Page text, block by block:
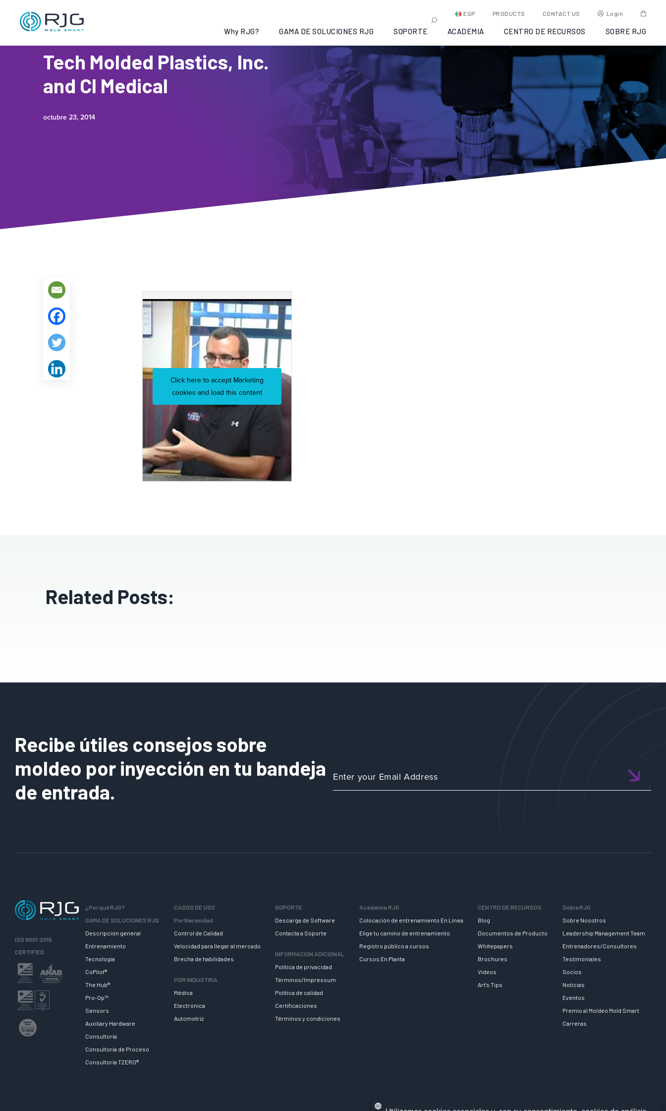
ESP PRODUCTS CONTACT US Login
Why RJG? GAMA DE SOLUCIONES RJG SOPORTE ACADEMIA CENTRO DE RECURSOS SOBRE RJG
Tech Molded Plastics, Inc.
and CI Medical
octubre 23, 2014
Click here to accept Marketing
cookies and load this content
Related Posts:
Recibe útiles consejos sobre
moldeo por inyección en tu bandeja
de entrada.
ISO 9001:2015
CERTIFIED
¿Por qué RJG?
GAMA DE SOLUCIONES RJG
Descripción general
Entrenamiento
Tecnologia
CoPilot®
The Hub®
Pro-Op™
Sensors
Auxiliary Hardware
Consultoría
Consultoría de Proceso
Consultoría TZERO®
CASOS DE USO
Por Necesidad
Control de Calidad
Velocidad para llegar al mercado
Brecha de habilidades
POR INDUSTRIA
Médica
Electrónica
Automotriz
SOPORTE
Descarga de Software
Contacta a Soporte
INFORMACIÓN ADICIONAL
Política de privacidad
Términos/Impressum
Política de calidad
Certificaciones
Términos y condiciones
Academia RJG
Colocación de entrenamiento En Línea
Elige tu camino de entrenamiento
Registro público a cursos
Cursos En Planta
CENTRO DE RECURSOS
Blog
Documentos de Producto
Whitepapers
Brochures
Videos
Art’s Tips
Sobre RJG
Sobre Nosotros
Leadership Management Team
Entrenadores/Consultores
Testimoniales
Socios
Noticias
Eventos
Premio al Moldeo Mold Smart
Carreras